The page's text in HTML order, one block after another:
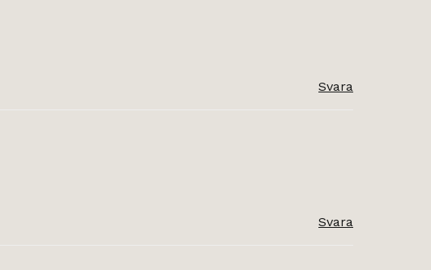
Svara
Svara